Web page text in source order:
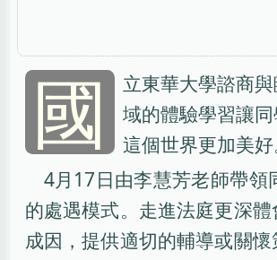
國
立東華大學諮商
域的體驗學習讓
這個世界更加美好
4月17日由李慧芳老師帶領
的處遇模式。走進法庭更深
成因，提供適切的輔導或關